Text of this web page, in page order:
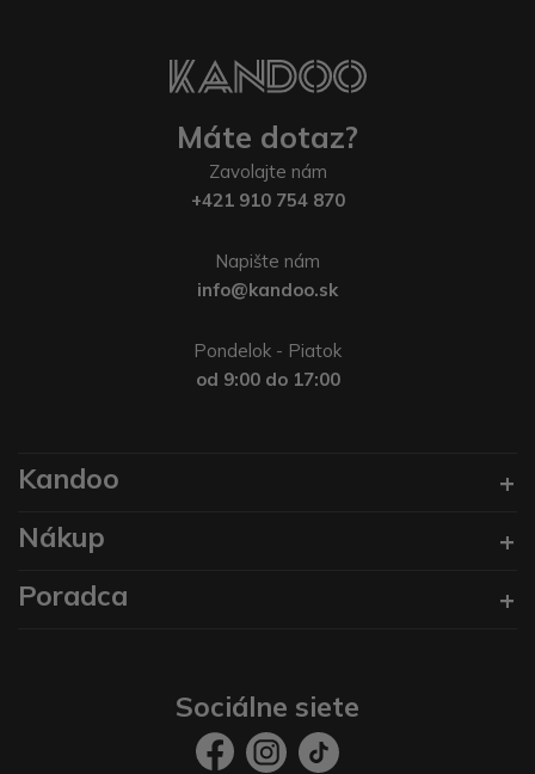
Máte dotaz?
Zavolajte nám
+421 910 754 870
Napište nám
info@kandoo.sk
Pondelok - Piatok
od 9:00 do 17:00
Kandoo
Nákup
Poradca
Sociálne siete